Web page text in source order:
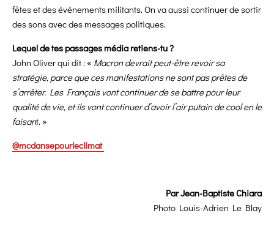
fêtes et des événements militants. On va aussi continuer de sortir
des sons avec des messages politiques.
Lequel de tes passages média retiens-tu ?
John Oliver qui dit : « Macron devrait peut-être revoir sa
stratégie, parce que ces manifestations ne sont pas prêtes de
s’arrêter. Les Français vont continuer de se battre pour leur
qualité de vie, et ils vont continuer d’avoir l’air putain de cool en le
faisant. »
@mcdansepourleclimat
ParJean-Baptiste Chiara
Photo Louis-Adrien Le Blay